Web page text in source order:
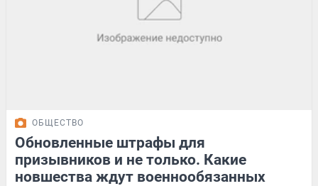
ОБЩЕСТВО
Обновленные штрафы для
призывников и не только. Какие
новшества ждут военнообязанных